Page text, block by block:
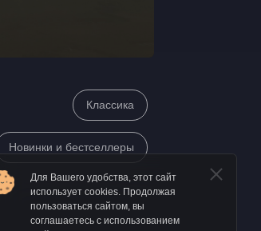
Классика
Новинки и бестселлеры
Для Вашего удобства, этот сайт
использует cookies. Продолжая
пользоваться сайтом, вы
соглашаетесь с использованием